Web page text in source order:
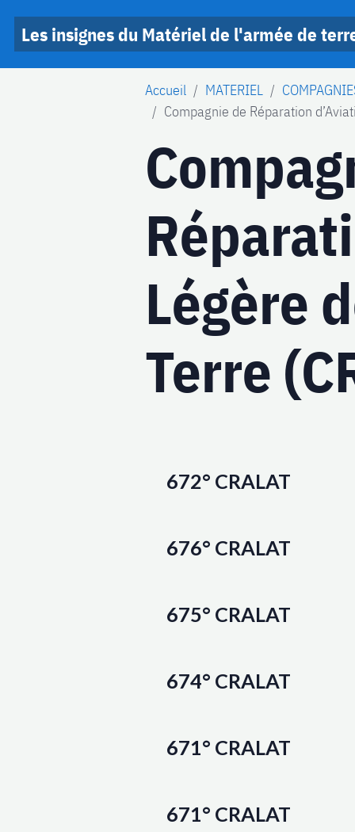
Les insignes du Matériel de l'armée de
Accueil MATERIEL
Compagnie de Réparation
Légère
Terre
672° CRALAT
676° CRALAT
675° CRALAT
674° CRALAT
671° CRALAT
671° CRALAT